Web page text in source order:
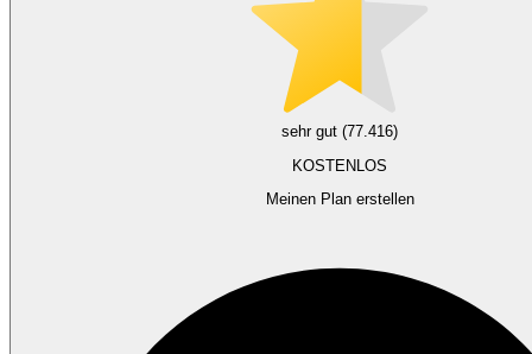
sehr gut (77.416)
KOSTENLOS
Meinen Plan erstellen